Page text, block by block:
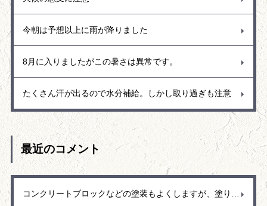
今朝は予想以上に雨が降りました
8月に入りましたがこの暑さは異常です。
たくさん汗が出るので水分補給。しかし取り過ぎも注意
最近のコメント